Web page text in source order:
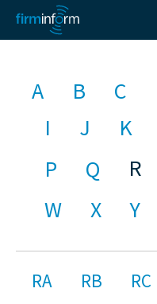
A B C
I
J K
P
Q R
W
X Y
RA RB RC